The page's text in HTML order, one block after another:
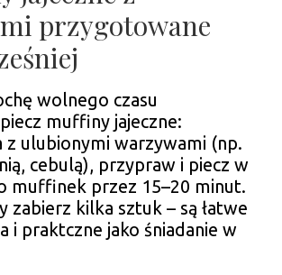
przygotowane
wolnego czasu
muffiny jajeczne:
z ulubionymi warzywami (np.
cebulą), przypraw i piecz w
muffinek przez 15–20 minut.
zabierz kilka sztuk – są łatwe
i praktczne jako śniadanie w